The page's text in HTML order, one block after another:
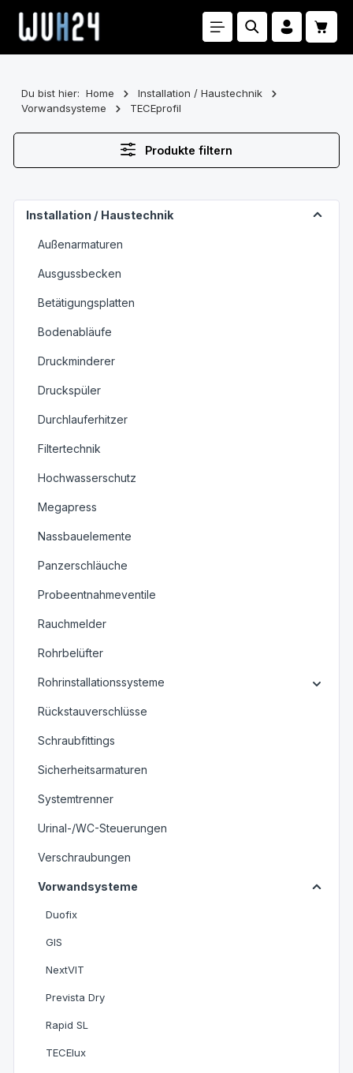
Zum Hauptinhalt springen
Du bist hier: Home
Installation / Haustechnik
Vorwandsysteme
TECEprofil
Produkte filtern
Installation / Haustechnik
Außenarmaturen
Ausgussbecken
Betätigungsplatten
Bodenabläufe
Druckminderer
Druckspüler
Durchlauferhitzer
Filtertechnik
Hochwasserschutz
Megapress
Nassbauelemente
Panzerschläuche
Probeentnahmeventile
Rauchmelder
Rohrbelüfter
Rohrinstallationssysteme
Rückstauverschlüsse
Schraubfittings
Sicherheitsarmaturen
Systemtrenner
Urinal-/WC-Steuerungen
Verschraubungen
Vorwandsysteme
Duofix
GIS
NextVIT
Prevista Dry
Rapid SL
TECElux